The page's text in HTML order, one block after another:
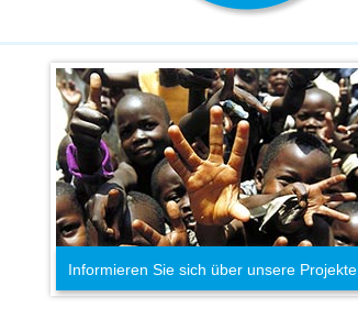
Informieren Sie sich über unsere Projekte